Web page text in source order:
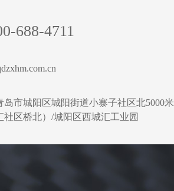
688-4711
岛市城阳区城阳街道小寨子社区北5000米
社区桥北）/城阳区西城汇工业园